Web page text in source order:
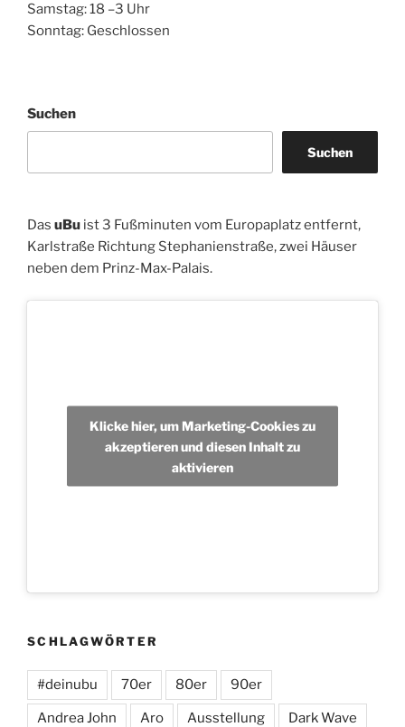
Samstag: 18 –3 Uhr
Sonntag: Geschlossen
Suchen
Suchen
Das uBu ist 3 Fußminuten vom Europaplatz entfernt,
Karlstraße Richtung Stephanienstraße, zwei Häuser
neben dem Prinz-Max-Palais.
Klicke hier, um Marketing-Cookies zu
akzeptieren und diesen Inhalt zu
aktivieren
SCHLAGWÖRTER
#deinubu 70er 80er 90er
Andrea John Aro Ausstellung Dark Wave